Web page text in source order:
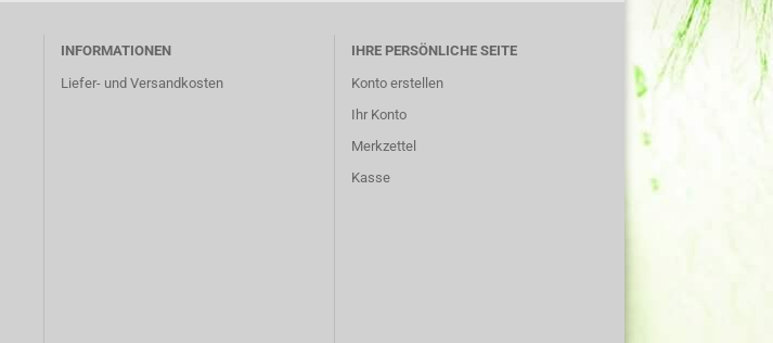
INFORMATIONEN
Liefer- und Versandkosten
IHRE PERSÖNLICHE SEITE
Konto erstellen
Ihr Konto
Merkzettel
Kasse